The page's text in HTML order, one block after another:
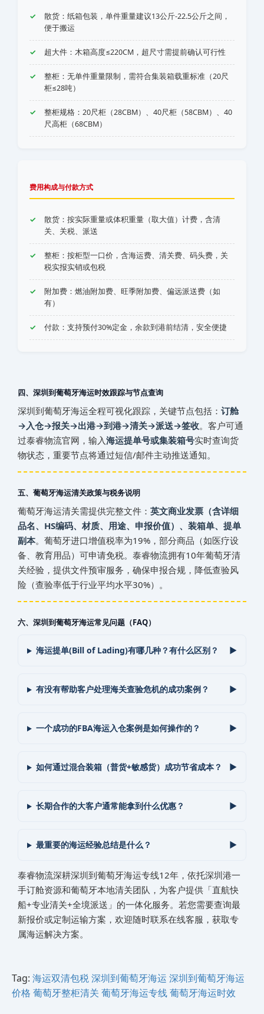
散货：纸箱包装，单件重量建议13公斤-22.5公斤之间，
便于搬运
超大件：木箱高度≤220CM，超尺寸需提前确认可行性
整柜：无单件重量限制，需符合集装箱载重标准（20尺
柜≤28吨）
整柜规格：20尺柜（28CBM）、40尺柜（58CBM）、40
尺高柜（68CBM）
费用构成与付款方式
散货：按实际重量或体积重量（取大值）计费，含清
关、关税、派送
整柜：按柜型一口价，含海运费、清关费、码头费，关
税实报实销或包税
附加费：燃油附加费、旺季附加费、偏远派送费（如
有）
付款：支持预付30%定金，余款到港前结清，安全便捷
四、深圳到葡萄牙海运时效跟踪与节点查询
深圳到葡萄牙海运全程可视化跟踪，关键节点包括： 订舱
→入仓→报关→出港→到港→清关→派送→签收。客户可通
过泰睿物流官网，输入海运提单号或集装箱号实时查询货
物状态，重要节点将通过短信/邮件主动推送通知。
五、葡萄牙海运清关政策与税务说明
葡萄牙海运清关需提供完整文件： 英文商业发票（含详细
品名、HS编码、材质、用途、申报价值）、装箱单、提单
副本。葡萄牙进口增值税率为19%，部分商品（如医疗设
备、教育用品）可申请免税。泰睿物流拥有10年葡萄牙清
关经验，提供文件预审服务，确保申报合规，降低查验风
险（查验率低于行业平均水平30%）。
六、深圳到葡萄牙海运常见问题（FAQ）
海运提单(Bill of Lading)有哪几种？有什么区别？
有没有帮助客户处理海关查验危机的成功案例？
一个成功的FBA海运入仓案例是如何操作的？
如何通过混合装箱（普货+敏感货）成功节省成本？
长期合作的大客户通常能拿到什么优惠？
最重要的海运经验总结是什么？
泰睿物流深耕深圳到葡萄牙海运专线12年，依托深圳港一
手订舱资源和葡萄牙本地清关团队，为客户提供「直航快
船+专业清关+全境派送」的一体化服务。若您需要查询最
新报价或定制运输方案，欢迎随时联系在线客服，获取专
属海运解决方案。
Tag: 海运双清包税深圳到葡萄牙海运 深圳到葡萄牙海运
价格 葡萄牙整柜清关 葡萄牙海运专线葡萄牙海运时效